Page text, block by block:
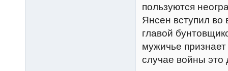
пользуются
Янсен вступил
главой
мужичье
случае войны это